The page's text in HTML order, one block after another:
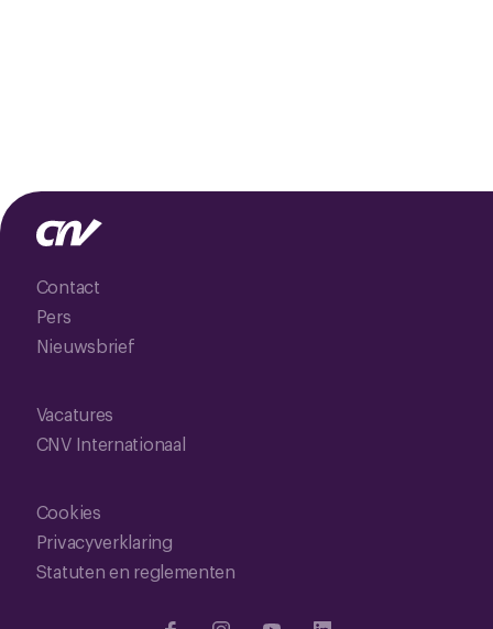
Contact
Pers
Nieuwsbrief
Vacatures
CNV Internationaal
Cookies
Privacyverklaring
Statuten en reglementen